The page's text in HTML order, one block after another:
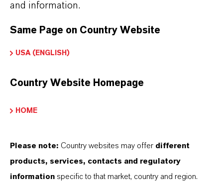
and information.
Same Page on Country Website
USA (ENGLISH)
Country Website Homepage
HOME
Please note: Country websites may offer different
products, services, contacts and regulatory
information specific to that market, country and region.